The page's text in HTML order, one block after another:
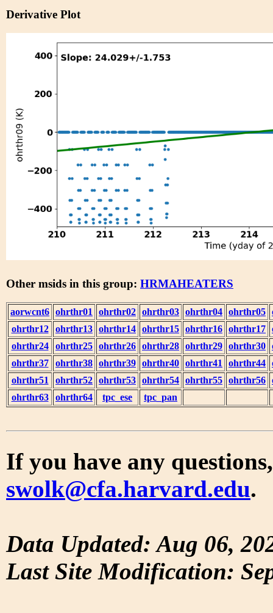
Derivative Plot
Other msids in this group: HRMAHEATERS
aorwcnt6 ohrthr01 ohrthr02 ohrthr03 ohrthr04 ohrthr05
ohrthr12
ohrthr13 ohrthr14 ohrthr15 ohrthr16 ohrthr17
ohrthr24
ohrthr25 ohrthr26 ohrthr28 ohrthr29 ohrthr30
ohrthr37
ohrthr38 ohrthr39 ohrthr40 ohrthr41 ohrthr44
ohrthr51
ohrthr52 ohrthr53 ohrthr54 ohrthr55 ohrthr56
ohrthr63
ohrthr64 tpc_ese tpc_pan
If you have any
swolk@cfa.harvard.edu.
Data Updated: Aug 06,
Last Site Modification: